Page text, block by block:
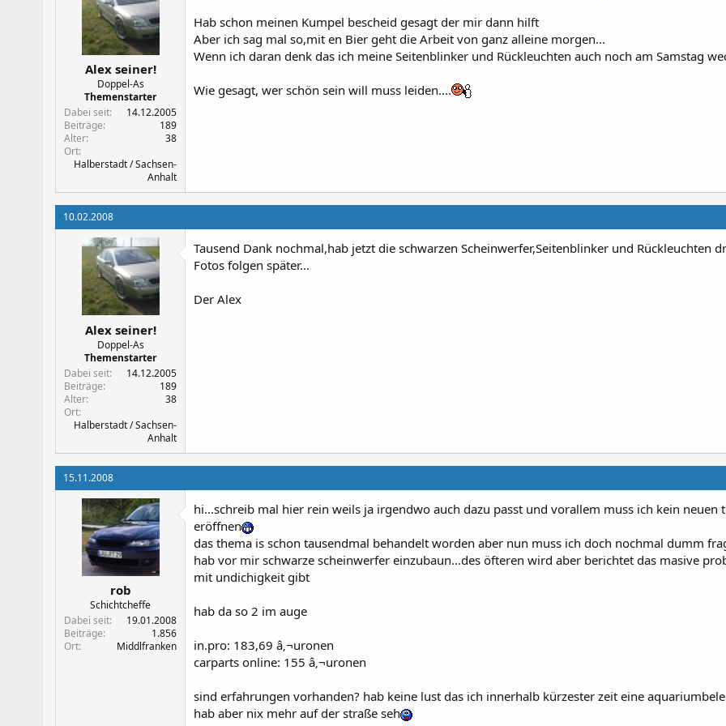
Alex seiner!
Doppel-As
Themenstarter
Dabei seit
14.12.2005
Beiträge
189
Alter
38
Ort
Halberstadt / Sachsen-
Anhalt
Hab schon meinen Kumpel bescheid gesagt der mir dann hilft
Aber ich sag mal so,mit en Bier geht die Arbeit von ganz alleine morgen...
Wenn ich daran denk das ich meine Seitenblinker und Rückleuchten auch noch am Samstag
Wie gesagt, wer schön sein will muss leiden....
10.02.2008
Alex seiner!
Doppel-As
Themenstarter
Dabei seit
14.12.2005
Beiträge
189
Alter
38
Ort
Halberstadt / Sachsen-
Anhalt
Tausend Dank nochmal,hab jetzt die schwarzen Scheinwerfer,Seitenblinker und Rückleuchten
Fotos folgen später...
Der Alex
15.11.2008
rob
Schichtcheffe
Dabei seit
19.01.2008
Beiträge
1.856
Ort
Middlfranken
hi...schreib mal hier rein weils ja irgendwo auch dazu passt und vorallem muss ich kein neuen
eröffnen
das thema is schon tausendmal behandelt worden aber nun muss ich doch nochmal dumm
hab vor mir schwarze scheinwerfer einzubaun...des öfteren wird aber berichtet das masive
mit undichigkeit gibt
hab da so 2 im auge
in.pro: 183,69 â‚¬uronen
carparts online: 155 â‚¬uronen
sind erfahrungen vorhanden? hab keine lust das ich innerhalb kürzester zeit eine
hab aber nix mehr auf der straße seh